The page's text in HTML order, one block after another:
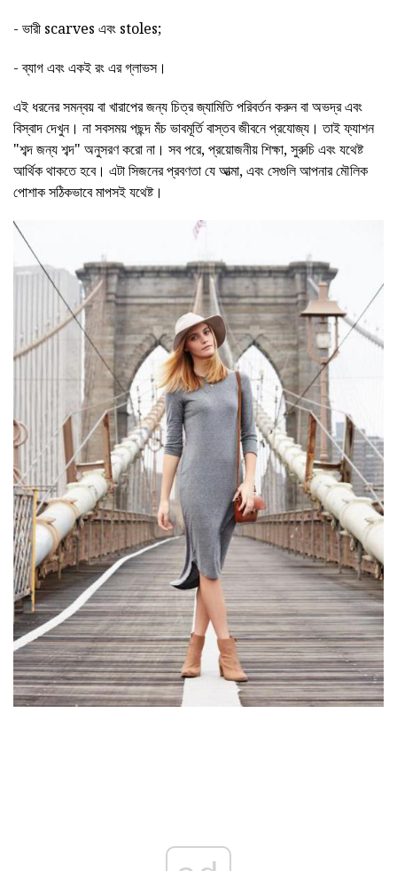
- ভারী scarves এবং stoles;
- ব্যাগ এবং একই রং এর গ্লাভস।
এই ধরনের সমন্বয় বা খারাপের জন্য চিত্র জ্যামিতি পরিবর্তন করুন বা অভদ্র এবং
বিস্বাদ দেখুন। না সবসময় পছন্দ মঁচ ভাবমূর্তি বাস্তব জীবনে প্রযোজ্য। তাই ফ্যাশন
"শব্দ জন্য শব্দ" অনুসরণ করো না। সব পরে, প্রয়োজনীয় শিক্ষা, সুরুচি এবং যথেষ্ট
আর্থিক থাকতে হবে। এটা সিজনের প্রবণতা যে আত্মা, এবং সেগুলি আপনার মৌলিক
পোশাক সঠিকভাবে মাপসই যথেষ্ট।